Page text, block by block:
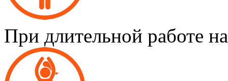
При длительной работе